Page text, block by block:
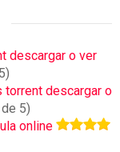
descargar o ver
torrent descargar o
5)
online